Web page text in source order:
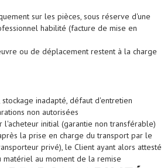
sur les pièces, sous réserve d'une
habilité (facture de mise en
ou de déplacement restent à la charge
inadapté, défaut d'entretien
non autorisées
l'acheteur initial (garantie non transférable)
la prise en charge du transport par le
privé), le Client ayant alors attesté
au moment de la remise